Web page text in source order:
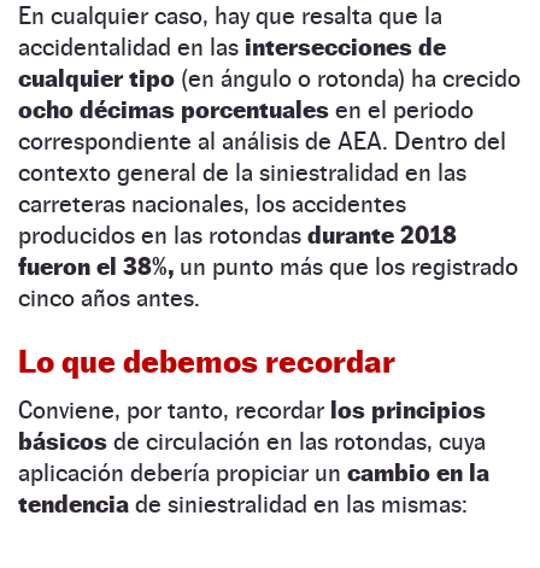
En cualquier caso, hay que resalta que la
accidentalidad en las intersecciones de
cualquier tipo (en ángulo o rotonda) ha crecido
ocho décimas porcentuales en el periodo
correspondiente al análisis de AEA. Dentro del
contexto general de la siniestralidad en las
carreteras nacionales, los accidentes
producidos en las rotondas durante 2018
fueron el 38%, un punto más que los registrado
cinco años antes.
Lo que debemos recordar
Conviene, por tanto, recordar los principios
básicos de circulación en las rotondas, cuya
aplicación debería propiciar un cambio en la
tendencia de siniestralidad en las mismas: